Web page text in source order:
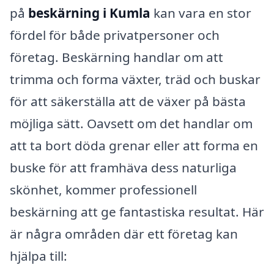
på beskärning i Kumla kan vara en stor
fördel för både privatpersoner och
företag. Beskärning handlar om att
trimma och forma växter, träd och buskar
för att säkerställa att de växer på bästa
möjliga sätt. Oavsett om det handlar om
att ta bort döda grenar eller att forma en
buske för att framhäva dess naturliga
skönhet, kommer professionell
beskärning att ge fantastiska resultat. Här
är några områden där ett företag kan
hjälpa till: